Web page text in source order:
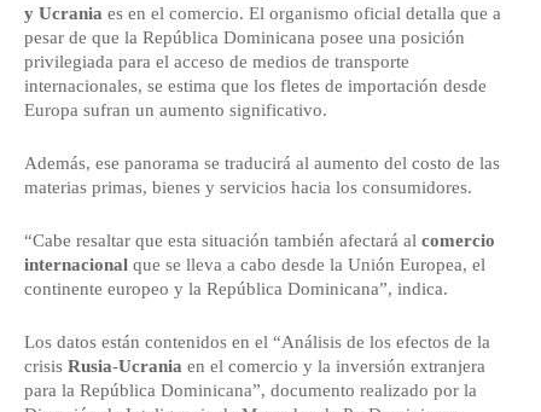
y Ucrania es en el comercio. El organismo oficial detalla que a
pesar de que la República Dominicana posee una posición
privilegiada para el acceso de medios de transporte
internacionales, se estima que los fletes de importación desde
Europa sufran un aumento significativo.
Además, ese panorama se traducirá al aumento del costo de las
materias primas, bienes y servicios hacia los consumidores.
“Cabe resaltar que esta situación también afectará al comercio
internacional que se lleva a cabo desde la Unión Europea, el
continente europeo y la República Dominicana”, indica.
Los datos están contenidos en el “Análisis de los efectos de la
crisis Rusia-Ucrania en el comercio y la inversión extranjera
para la República Dominicana”, documento realizado por la